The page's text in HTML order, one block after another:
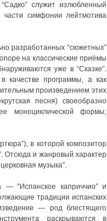
служит излюбленный
симфонии лейтмотива
разработанных “сюжетных”
на классические приёмы
уже в “Сказке”.
качестве программы, а как
произведением этих
песня) своеобразно
моноциклической формы;
в которой композитор
Отсюда и жанровый характер
музыка”.
“Испанское каприччио” и
традиции испанских
— род блестящего
раскрываются в